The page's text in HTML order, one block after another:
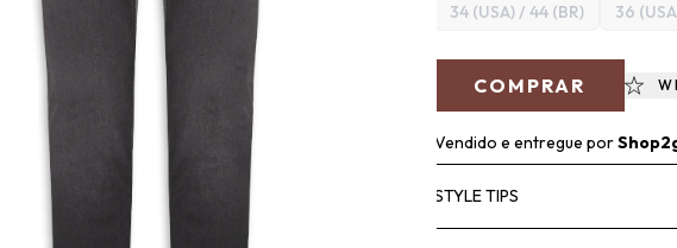
34 (USA) / 44 (BR)
36
COMPRAR
Vendido e entregue por
STYLE TIPS